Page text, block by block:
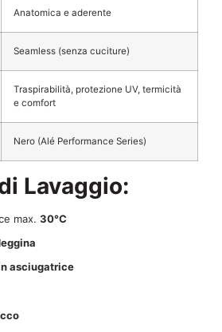
Anatomica e aderente
Seamless (senza cuciture)
Traspirabilità, protezione UV, termicità
e comfort
Nero (Alé Performance Series)
Lavaggio:
max. 30°C
asciugatrice